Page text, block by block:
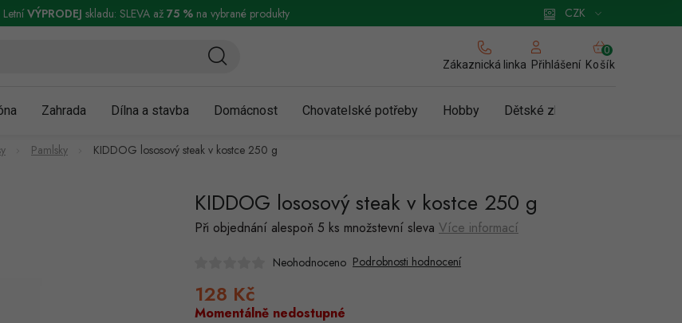
Podmínky ochrany osobních údajů Obchodní podmínky pro podnikatele Zásady používání cookies
CZK
LetníVÝPRODEJ skladu: SLEVA až 75 %na vybrané produkty
Zákaznická linka Přihlášení
NÁKUPNÍ
KOŠÍK
Košík
Zahrada Dílna a stavba Domácnost Chovatelské potřeby Hobby Dětské zboží a hračky
Pamlsky KIDDOG lososový steak v kostce 250 g
KIDDOG lososový steak v kostce 250 g
Při objednání alespoň 5 ks množstevní sleva Více informací
Neohodnoceno Podrobnosti hodnocení
128 Kč
cena:
Momentálně nedostupné